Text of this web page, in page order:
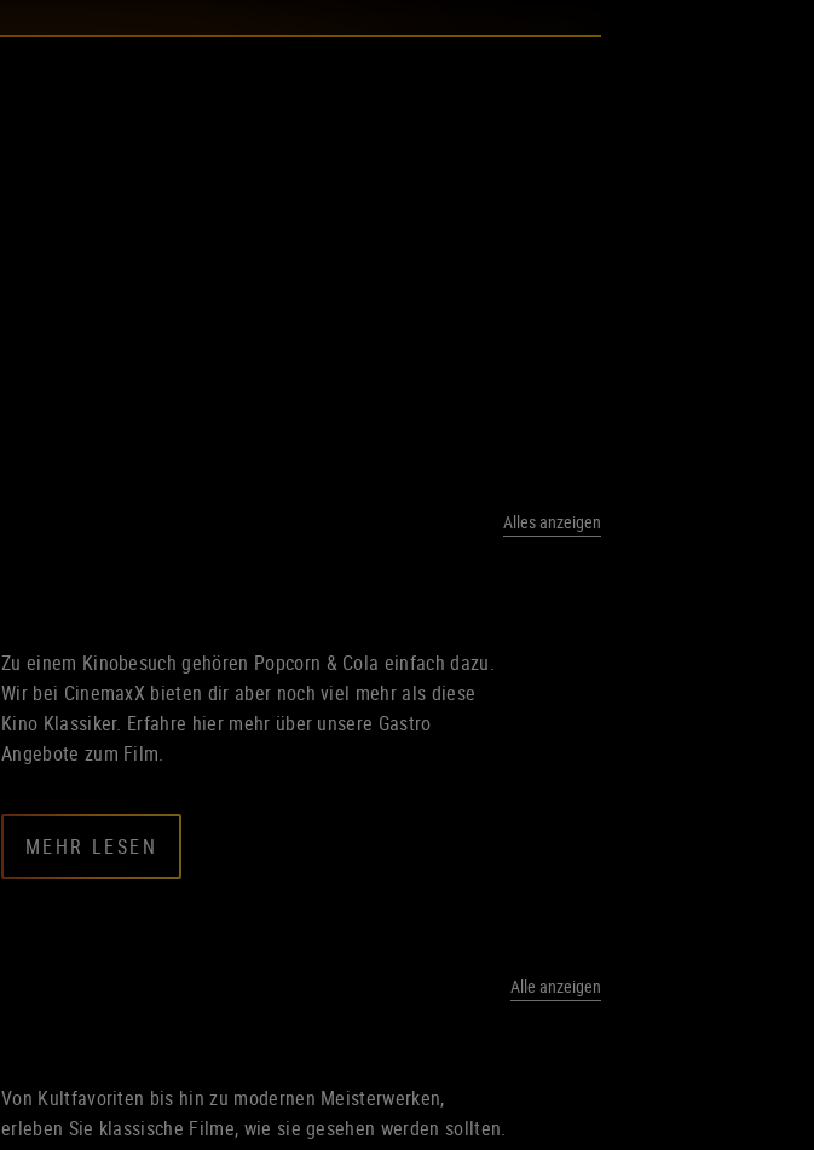
Alles anzeigen
Zu einem Kinobesuch gehören Popcorn & Cola einfach dazu.
Wir bei CinemaxX bieten dir aber noch viel mehr als diese
Kino Klassiker. Erfahre hier mehr über unsere Gastro
Angebote zum Film.
MEHR LESEN
Alle anzeigen
Von Kultfavoriten bis hin zu modernen Meisterwerken,
erleben Sie klassische Filme, wie sie gesehen werden sollten.